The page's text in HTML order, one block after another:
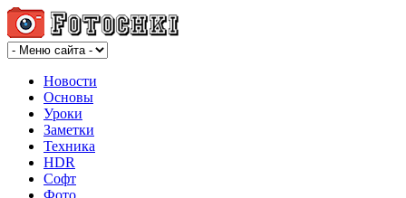
Новости
Основы
Уроки
Заметки
Техника
HDR
Софт
Фото